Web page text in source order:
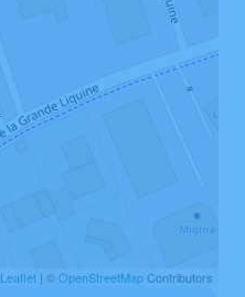
Leaflet | ©OpenStreetMapContributors